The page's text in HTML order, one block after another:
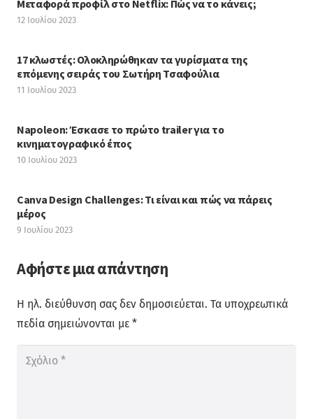
Μεταφορά προφίλ στο Netflix: Πώς να το κάνεις;
12 Ιουλίου 2023
17 κλωστές: Ολοκληρώθηκαν τα γυρίσματα της
επόμενης σειράς του Σωτήρη Τσαφούλια
11 Ιουλίου 2023
Napoleon: Έσκασε το πρώτο trailer για το
κινηματογραφικό έπος
10 Ιουλίου 2023
Canva Design Challenges: Τι είναι και πώς να πάρεις
μέρος
9 Ιουλίου 2023
Αφήστε μια απάντηση
Η ηλ. διεύθυνση σας δεν δημοσιεύεται. Τα υποχρεωτικά
πεδία σημειώνονται με *